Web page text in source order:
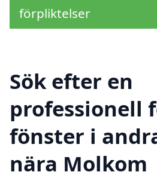
förpliktelser
Sök efter en
professionell
fönster i
nära Molkom